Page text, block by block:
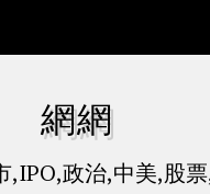
網網
,IPO,政治,中美,股